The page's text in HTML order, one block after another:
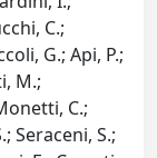
C.;
G.; Api, P.;
M.;
C.;
Seraceni, S.;